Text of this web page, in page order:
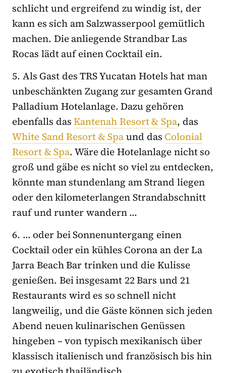
schlicht und ergreifend zu windig ist, der
kann es sich am Salzwasserpool gemütlich
machen. Die anliegende Strandbar Las
Rocas lädt auf einen Cocktail ein.
5. Als Gast des TRS Yucatan Hotels hat man
unbeschänkten Zugang zur gesamten Grand
Palladium Hotelanlage. Dazu gehören
ebenfalls dasKantenah Resort & Spa, das
White Sand Resort & Spaund das Colonial
Resort & Spa. Wäre die Hotelanlage nicht so
groß und gäbe es nicht so viel zu entdecken,
könnte man stundenlang am Strand liegen
oder den kilometerlangen Strandabschnitt
rauf und runter wandern …
6. … oder bei Sonnenuntergang einen
Cocktail oder ein kühles Corona an der La
Jarra Beach Bar trinken und die Kulisse
genießen. Bei insgesamt 22 Bars und 21
Restaurants wird es so schnell nicht
langweilig, und die Gäste können sich jeden
Abend neuen kulinarischen Genüssen
hingeben – von typisch mexikanisch über
klassisch italienisch und französisch bis hin